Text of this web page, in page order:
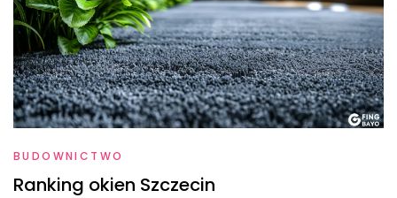
BUDOWNICTWO
Ranking okien Szczecin